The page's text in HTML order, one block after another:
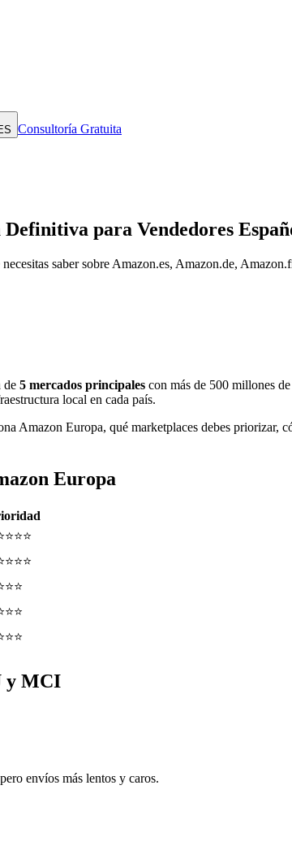
Consultoría Gratuita
para Vendedores
saber sobre Amazon.es, Amazon.de,
de 5 mercados principales con más de 500 millones
local en cada país.
Amazon Europa, qué marketplaces debes
Europa
y MCI
envíos más lentos y caros.